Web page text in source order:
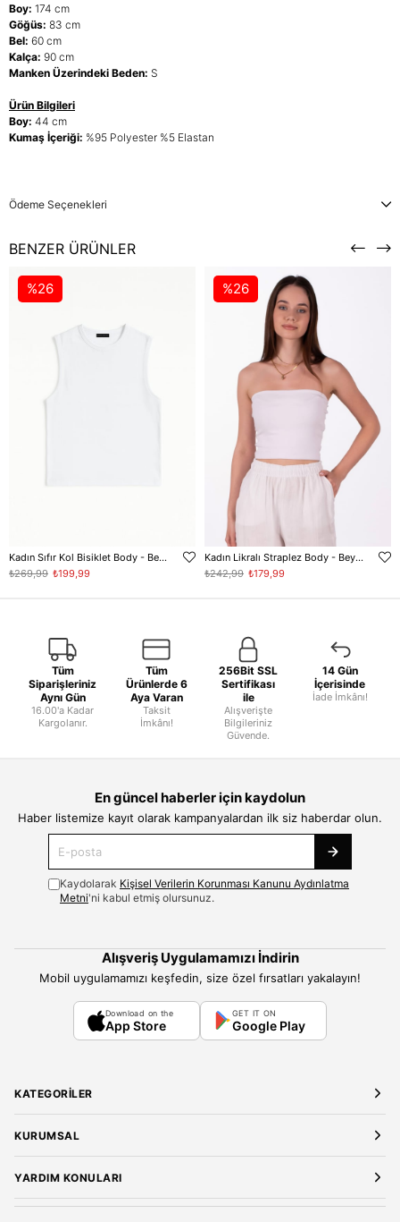
Boy: 174 cm
Göğüs: 83 cm
Bel: 60 cm
Kalça: 90 cm
Manken Üzerindeki Beden: S
Ürün Bilgileri
Boy: 44 cm
Kumaş İçeriği: %95 Polyester %5 Elastan
Ödeme Seçenekleri
BENZER ÜRÜNLER
Kadın Sıfır Kol Bisiklet Body - Beyaz
₺199,99
₺269,99
%26
Kadın Likralı Straplez Body - Beyaz
₺179,99
₺242,99
%26
Tüm
Siparişleriniz
Aynı Gün
16.00'a Kadar
Kargolanır.
Tüm
Ürünlerde 6
Aya Varan
Taksit
İmkânı!
256Bit SSL
Sertifikası
ile
Alışverişte
Bilgileriniz
Güvende.
14 Gün
İçerisinde
İade İmkânı!
En güncel haberler için kaydolun
Haber listemize kayıt olarak kampanyalardan ilk siz haberdar olun.
Kaydolarak Kişisel Verilerin Korunması Kanunu Aydınlatma
Metni'ni kabul etmiş olursunuz.
Alışveriş Uygulamamızı İndirin
Mobil uygulamamızı keşfedin, size özel fırsatları yakalayın!
Download on the
App Store
GET IT ON
Google Play
KATEGORILER
Bluz
Gömlek
KURUMSAL
Mağazalarımız
YARDIM KONULARI
Üyelik Sözleşmesi